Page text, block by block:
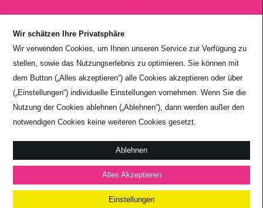
Absenden
Wir schätzen Ihre Privatsphäre
Wir verwenden Cookies, um Ihnen unseren Service zur Verfügung zu
stellen, sowie das Nutzungserlebnis zu optimieren. Sie können mit
dem Button („Alles akzeptieren“) alle Cookies akzeptieren oder über
(„Einstellungen“) individuelle Einstellungen vornehmen. Wenn Sie die
Nutzung der Cookies ablehnen („Ablehnen“), dann werden außer den
notwendigen Cookies keine weiteren Cookies gesetzt.
Ablehnen
Alles Akzeptieren
Einstellungen